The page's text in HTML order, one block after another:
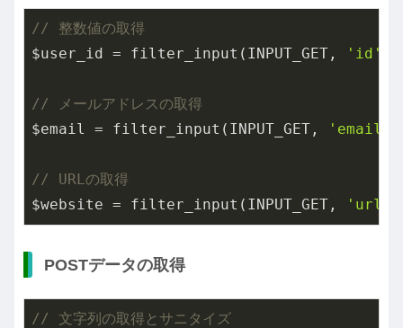
// 整数値の取得
$user_id = filter_input(INPUT_GET,
'id'
// メールアドレスの取得
$email = filter_input(INPUT_GET,
'email'
// URLの取得
$website = filter_input(INPUT_GET,
'url'
POSTデータの取得
// 文字列の取得とサニタイズ